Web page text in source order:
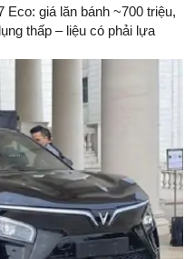
giá lăn bánh ~700 triệu,
thấp – liệu có phải lựa